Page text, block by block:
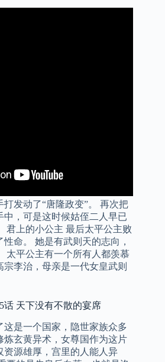
发动了“唐隆政变”。 再次把
中，可是这时候姑侄二人早已
君上的小公主 最后太平公主败
命。 她是有武则天的志向，
太平公主有一个所有人都羡慕
李治，母亲是一代女皇武则
话 天下没有不散的宴席
是一个国家，隐世家族众多
炼玄黄异术，女尊国作为这片
资源雄厚，宫里的人能人异